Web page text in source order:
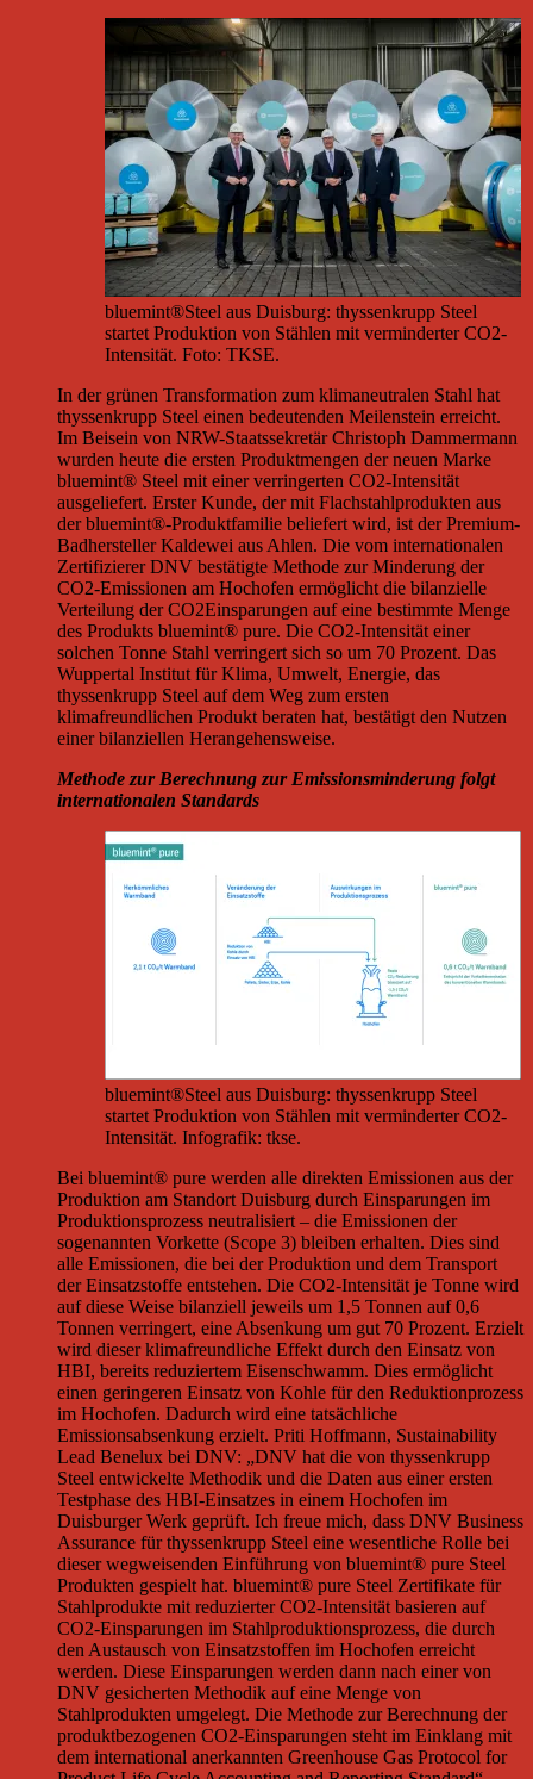
bluemint®Steel aus Duisburg: thyssenkrupp Steel
startet Produktion von Stählen mit verminderter CO2-
Intensität. Foto: TKSE.
In der grünen Transformation zum klimaneutralen Stahl hat
thyssenkrupp Steel einen bedeutenden Meilenstein erreicht.
Im Beisein von NRW-Staatssekretär Christoph Dammermann
wurden heute die ersten Produktmengen der neuen Marke
bluemint® Steel mit einer verringerten CO2-Intensität
ausgeliefert. Erster Kunde, der mit Flachstahlprodukten aus
der bluemint®-Produktfamilie beliefert wird, ist der Premium-
Badhersteller Kaldewei aus Ahlen. Die vom internationalen
Zertifizierer DNV bestätigte Methode zur Minderung der
CO2-Emissionen am Hochofen ermöglicht die bilanzielle
Verteilung der CO2Einsparungen auf eine bestimmte Menge
des Produkts bluemint® pure. Die CO2-Intensität einer
solchen Tonne Stahl verringert sich so um 70 Prozent. Das
Wuppertal Institut für Klima, Umwelt, Energie, das
thyssenkrupp Steel auf dem Weg zum ersten
klimafreundlichen Produkt beraten hat, bestätigt den Nutzen
einer bilanziellen Herangehensweise.
Methode zur Berechnung zur Emissionsminderung folgt
internationalen Standards
bluemint®Steel aus Duisburg: thyssenkrupp Steel
startet Produktion von Stählen mit verminderter CO2-
Intensität. Infografik: tkse.
Bei bluemint® pure werden alle direkten Emissionen aus der
Produktion am Standort Duisburg durch Einsparungen im
Produktionsprozess neutralisiert – die Emissionen der
sogenannten Vorkette (Scope 3) bleiben erhalten. Dies sind
alle Emissionen, die bei der Produktion und dem Transport
der Einsatzstoffe entstehen. Die CO2-Intensität je Tonne wird
auf diese Weise bilanziell jeweils um 1,5 Tonnen auf 0,6
Tonnen verringert, eine Absenkung um gut 70 Prozent. Erzielt
wird dieser klimafreundliche Effekt durch den Einsatz von
HBI, bereits reduziertem Eisenschwamm. Dies ermöglicht
einen geringeren Einsatz von Kohle für den Reduktionprozess
im Hochofen. Dadurch wird eine tatsächliche
Emissionsabsenkung erzielt. Priti Hoffmann, Sustainability
Lead Benelux bei DNV: „DNV hat die von thyssenkrupp
Steel entwickelte Methodik und die Daten aus einer ersten
Testphase des HBI-Einsatzes in einem Hochofen im
Duisburger Werk geprüft. Ich freue mich, dass DNV Business
Assurance für thyssenkrupp Steel eine wesentliche Rolle bei
dieser wegweisenden Einführung von bluemint® pure Steel
Produkten gespielt hat. bluemint® pure Steel Zertifikate für
Stahlprodukte mit reduzierter CO2-Intensität basieren auf
CO2-Einsparungen im Stahlproduktionsprozess, die durch
den Austausch von Einsatzstoffen im Hochofen erreicht
werden. Diese Einsparungen werden dann nach einer von
DNV gesicherten Methodik auf eine Menge von
Stahlprodukten umgelegt. Die Methode zur Berechnung der
produktbezogenen CO2-Einsparungen steht im Einklang mit
dem international anerkannten Greenhouse Gas Protocol for